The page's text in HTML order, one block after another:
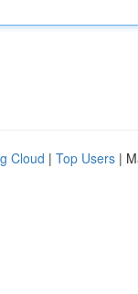
Cloud | Top Users |